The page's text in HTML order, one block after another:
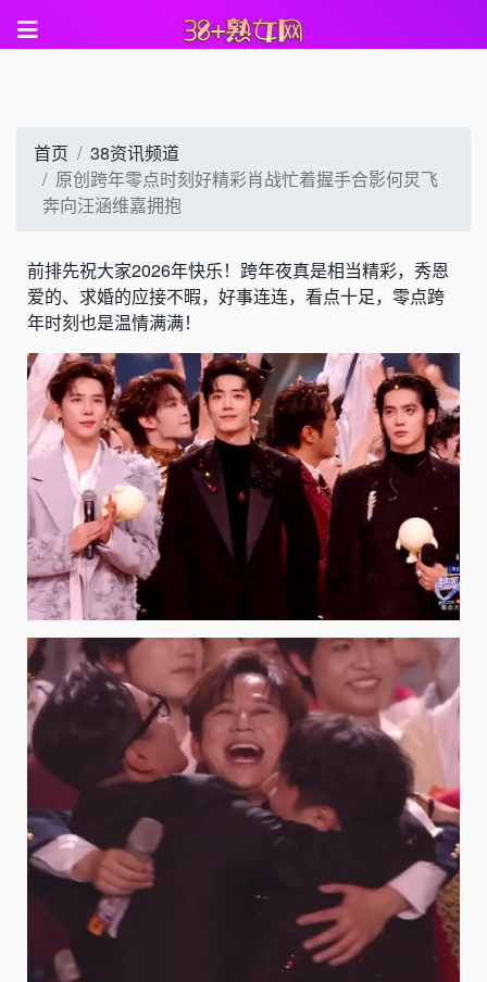
首页
38资讯频道
原创跨年零点时刻好精彩肖战忙着握手合影何炅飞
奔向汪涵维嘉拥抱
前排先祝大家2026年快乐！跨年夜真是相当精彩，秀恩
爱的、求婚的应接不暇，好事连连，看点十足，零点跨
年时刻也是温情满满！